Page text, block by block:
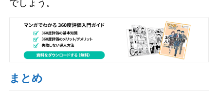
でしょう。
まとめ